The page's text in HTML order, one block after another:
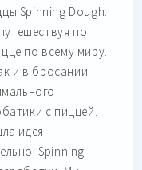
Spinning Dough.
по
по всему миру.
и в бросании
с пиццей.
идея
Spinning